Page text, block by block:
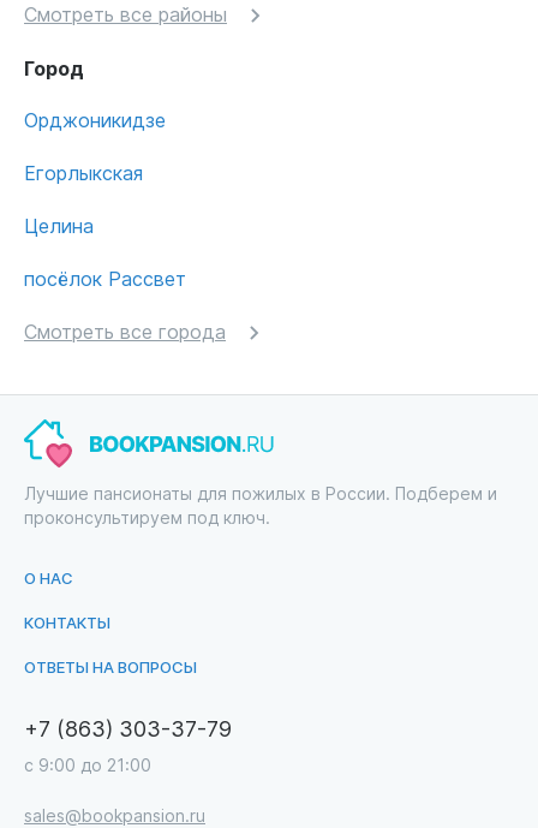
Смотреть все районы
Город
Орджоникидзе
Егорлыкская
Целина
посёлок Рассвет
Смотреть все города
Лучшие пансионаты для пожилых в России. Подберем и
проконсультируем под ключ.
О НАС
КОНТАКТЫ
ОТВЕТЫ НА ВОПРОСЫ
+7 (863) 303-37-79
с 9:00 до 21:00
sales@bookpansion.ru